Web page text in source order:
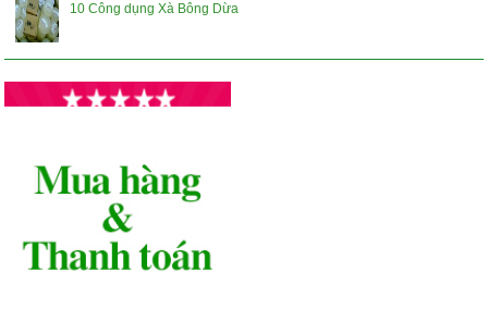
10 Công dụng Xà Bông Dừa